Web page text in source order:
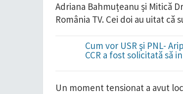
Adriana Bahmuțeanu și Mitică
România TV. Cei doi au uitat
Cum vor USR şi PNL-
CCR a fost solicitată să
Un moment tensionat a avut